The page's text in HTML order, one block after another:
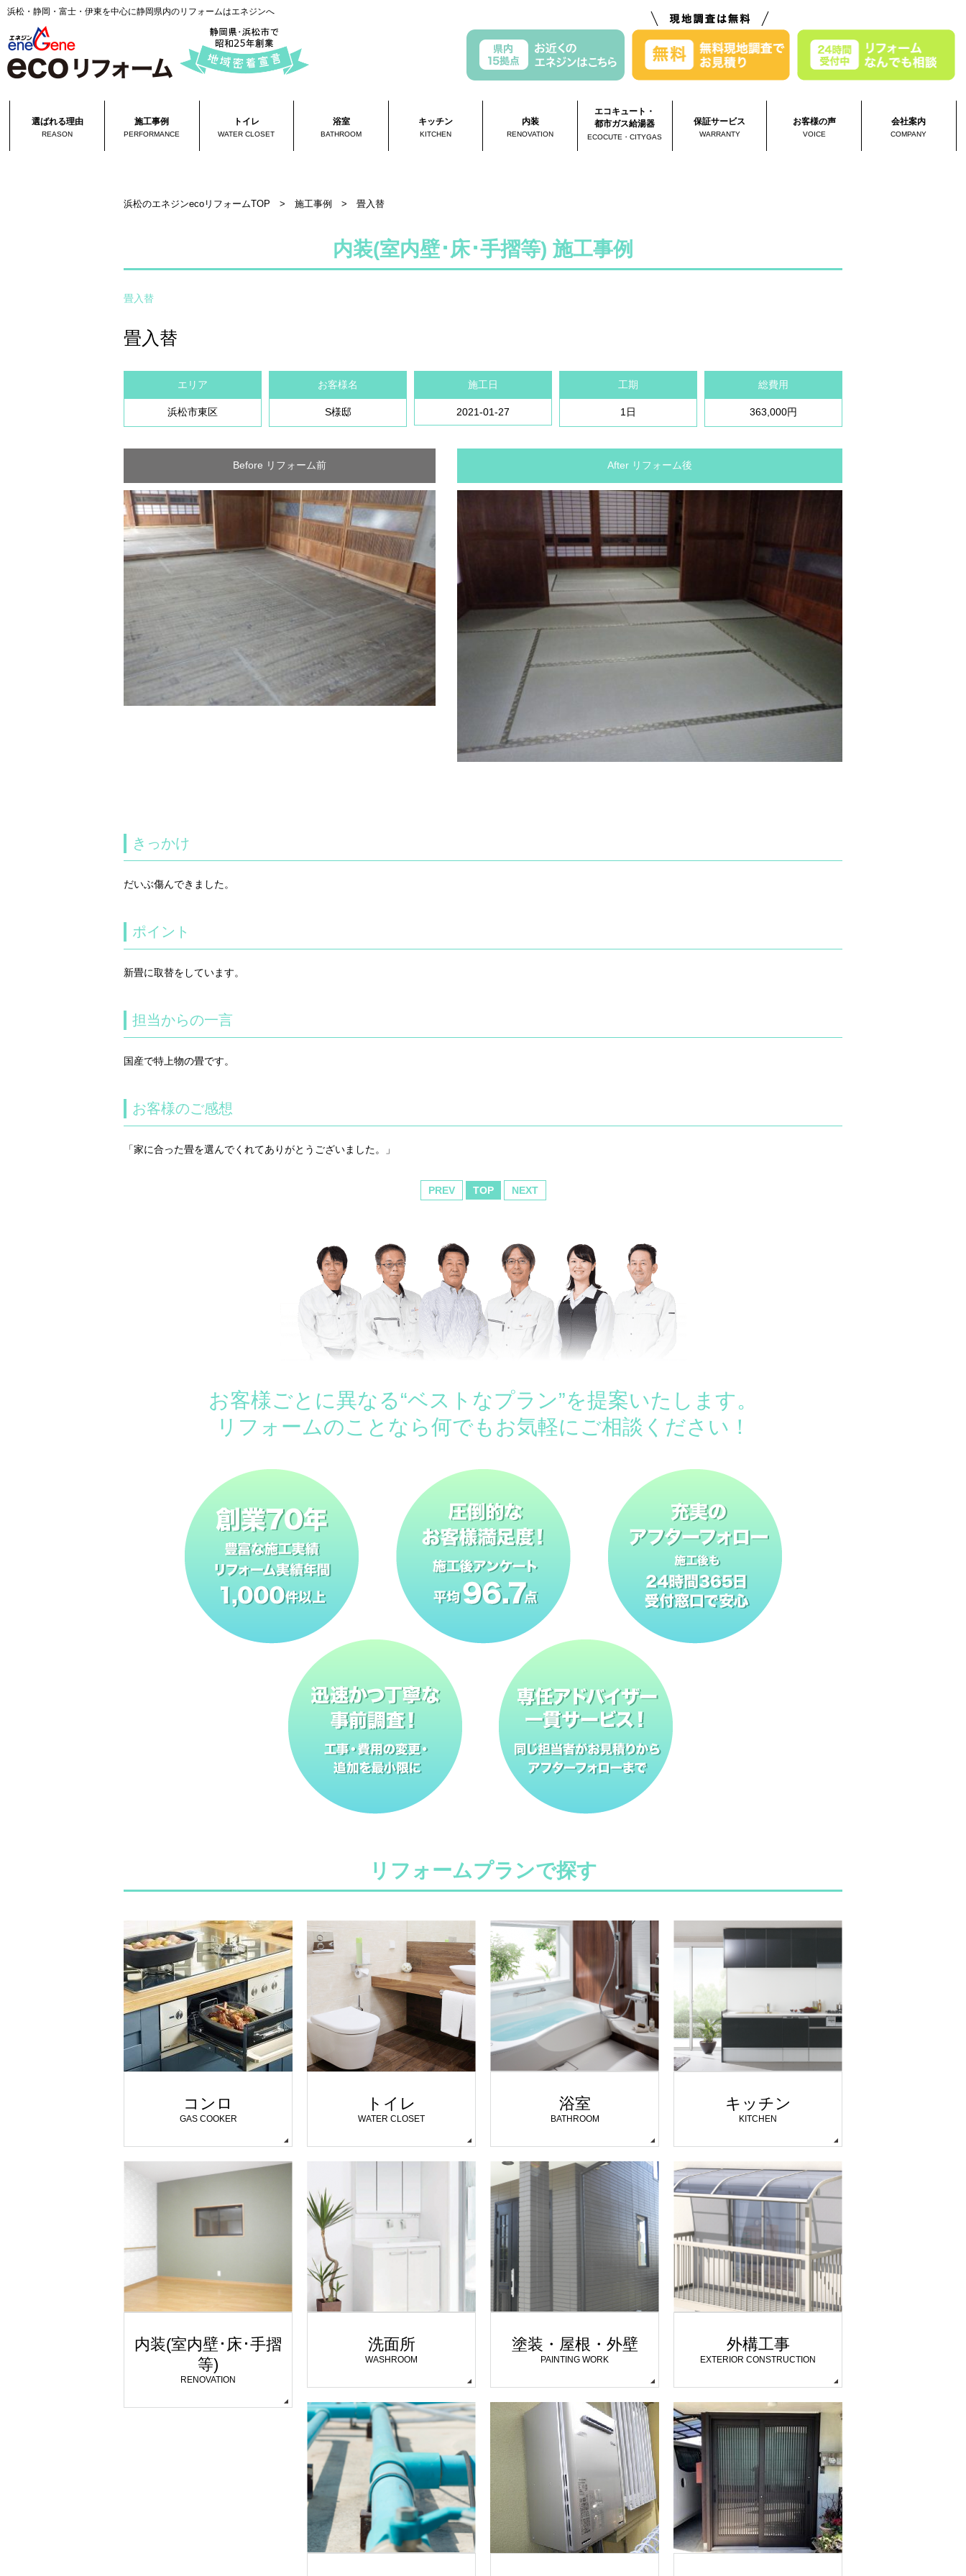
浜松・静岡・富士・伊東を中心に静岡県内のリフォームはエネジンへ
選ばれる理由
REASON
施工事例
PERFORMANCE
トイレ
WATER CLOSET
浴室
BATHROOM
キッチン
KITCHEN
内装
RENOVATION
エコキュート・
都市ガス給湯器
ECOCUTE・CITYGAS
保証サービス
WARRANTY
お客様の声
VOICE
会社案内
COMPANY
浜松のエネジンecoリフォームTOP > 施工事例 > 畳入替
内装(室内壁･床･手摺等) 施工事例
畳入替
畳入替
エリア
浜松市東区
お客様名
S様邸
施工日
2021-01-27
工期
1日
総費用
363,000円
Before リフォーム前 After リフォーム後
きっかけ
だいぶ傷んできました。
ポイント
新畳に取替をしています。
担当からの一言
国産で特上物の畳です。
お客様のご感想
「家に合った畳を選んでくれてありがとうございました。」
PREV TOP NEXT
お客様ごとに異なる“ベストなプラン”を提案いたします。
リフォームのことなら何でもお気軽にご相談ください！
リフォームプランで探す
コンロ
GAS COOKER
トイレ
WATER CLOSET
浴室
BATHROOM
キッチン
KITCHEN
内装(室内壁･床･手摺
等)
RENOVATION
洗面所
WASHROOM
塗装・屋根・外壁
PAINTING WORK
外構工事
EXTERIOR CONSTRUCTION